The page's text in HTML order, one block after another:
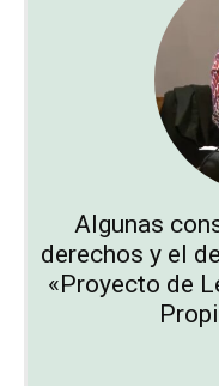
Algunas
derechos y el
«Proyecto de